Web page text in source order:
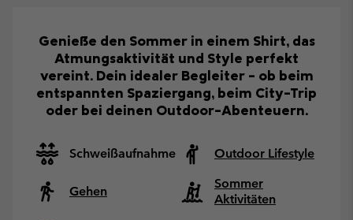
Genieße den Sommer in einem Shirt, das
Atmungsaktivität und Style perfekt
vereint. Dein idealer Begleiter – ob beim
entspannten Spaziergang, beim City-Trip
oder bei deinen Outdoor-Abenteuern.
Schweißaufnahme Outdoor Lifestyle
Gehen
Sommer
Aktivitäten